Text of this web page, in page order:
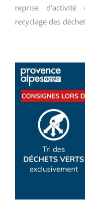
reprise d’activité
recyclage des